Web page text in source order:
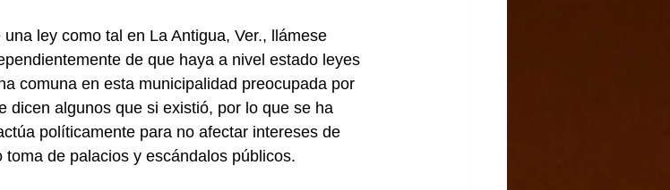
ley como tal en La Antigua, Ver., llámese
de que haya a nivel estado leyes
comuna en esta municipalidad preocupada por
dicen algunos que si existió, por lo que se ha
políticamente para no afectar intereses de
de palacios y escándalos públicos.